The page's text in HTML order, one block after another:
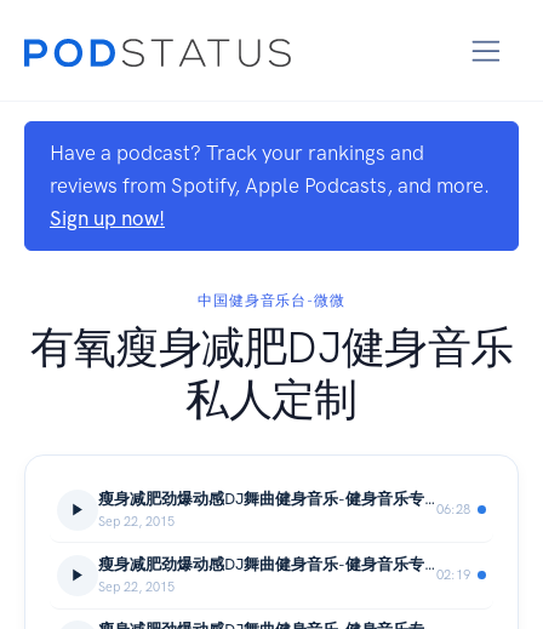
Have a podcast? Track your rankings and
reviews from Spotify, Apple Podcasts, and more.
Sign up now!
中国健身音乐台-微微
有氧瘦身减肥DJ健身音乐
私人定制
瘦身减肥劲爆动感DJ舞曲健身音乐-健身音乐专业定制平台-中国健身音乐台-VIVI
Sep 22, 2015
06:28
瘦身减肥劲爆动感DJ舞曲健身音乐-健身音乐专业定制平台-中国健身音乐台-VIVI
Sep 22, 2015
02:19